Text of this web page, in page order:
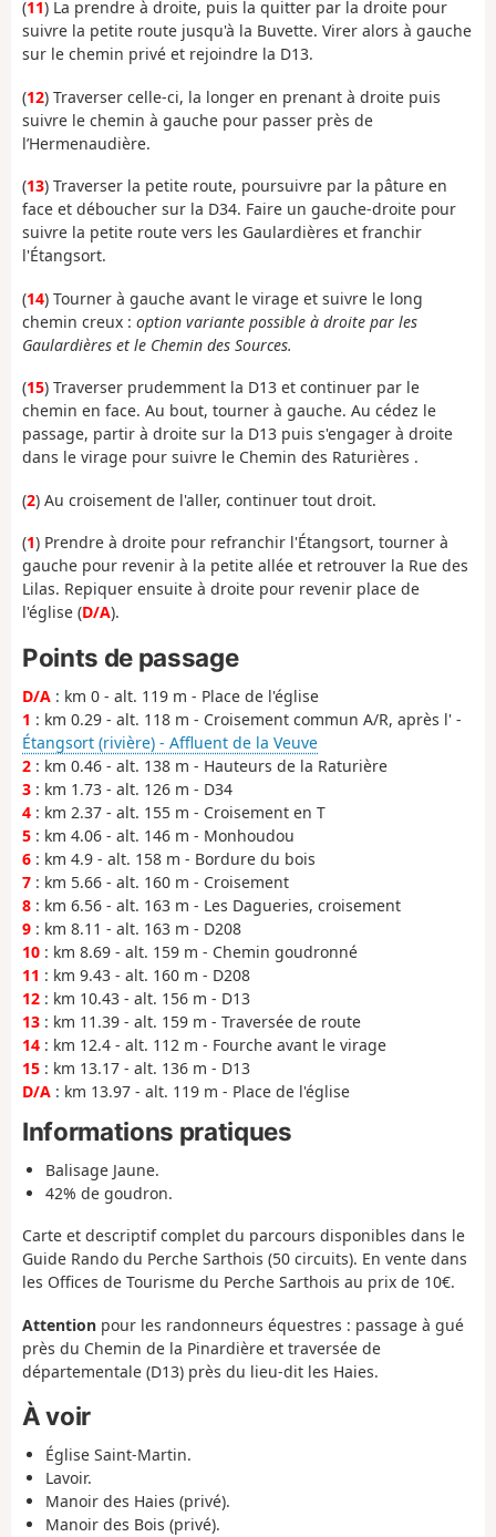
(11) La prendre à droite, puis la quitter par la droite pour
suivre la petite route jusqu'à la Buvette. Virer alors à gauche
sur le chemin privé et rejoindre la D13.
(12) Traverser celle-ci, la longer en prenant à droite puis
suivre le chemin à gauche pour passer près de
l’Hermenaudière.
(13) Traverser la petite route, poursuivre par la pâture en
face et déboucher sur la D34. Faire un gauche-droite pour
suivre la petite route vers les Gaulardières et franchir
l'Étangsort.
(14) Tourner à gauche avant le virage et suivre le long
chemin creux : option variante possible à droite par les
Gaulardières et le Chemin des Sources.
(15) Traverser prudemment la D13 et continuer par le
chemin en face. Au bout, tourner à gauche. Au cédez le
passage, partir à droite sur la D13 puis s'engager à droite
dans le virage pour suivre le Chemin des Raturières .
(2) Au croisement de l'aller, continuer tout droit.
(1) Prendre à droite pour refranchir l'Étangsort, tourner à
gauche pour revenir à la petite allée et retrouver la Rue des
Lilas. Repiquer ensuite à droite pour revenir place de
l'église (D/A).
Points de passage
D/A : km 0 - alt. 119 m - Place de l'église
1 : km 0.29 - alt. 118 m - Croisement commun A/R, après l' -
Étangsort (rivière) - Affluent de la Veuve
2 : km 0.46 - alt. 138 m - Hauteurs de la Raturière
3 : km 1.73 - alt. 126 m - D34
4 : km 2.37 - alt. 155 m - Croisement en T
5 : km 4.06 - alt. 146 m - Monhoudou
6 : km 4.9 - alt. 158 m - Bordure du bois
7 : km 5.66 - alt. 160 m - Croisement
8 : km 6.56 - alt. 163 m - Les Dagueries, croisement
9 : km 8.11 - alt. 163 m - D208
10 : km 8.69 - alt. 159 m - Chemin goudronné
11 : km 9.43 - alt. 160 m - D208
12 : km 10.43 - alt. 156 m - D13
13 : km 11.39 - alt. 159 m - Traversée de route
14 : km 12.4 - alt. 112 m - Fourche avant le virage
15 : km 13.17 - alt. 136 m - D13
D/A : km 13.97 - alt. 119 m - Place de l'église
Informations pratiques
Balisage Jaune.
42% de goudron.
Carte et descriptif complet du parcours disponibles dans le
Guide Rando du Perche Sarthois (50 circuits). En vente dans
les Offices de Tourisme du Perche Sarthois au prix de 10€.
Attention pour les randonneurs équestres : passage à gué
près du Chemin de la Pinardière et traversée de
départementale (D13) près du lieu-dit les Haies.
À voir
Église Saint-Martin.
Lavoir.
Manoir des Haies (privé).
Manoir des Bois (privé).